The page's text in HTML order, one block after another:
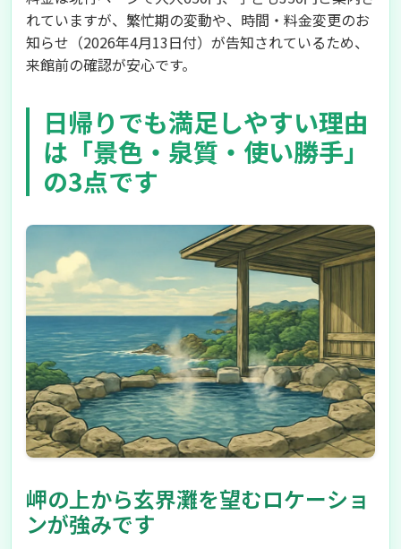
れていますが、繁忙期の変動や、時間・料金変更のお
知らせ（2026年4月13日付）が告知されているため、
来館前の確認が安心です。
日帰りでも満足しやすい理由
は「景色・泉質・使い勝手」
の3点です
岬の上から玄界灘を望むロケーショ
ンが強みです